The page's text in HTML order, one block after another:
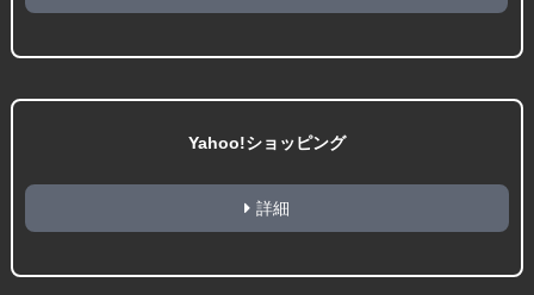
Yahoo!ショッピング
詳細